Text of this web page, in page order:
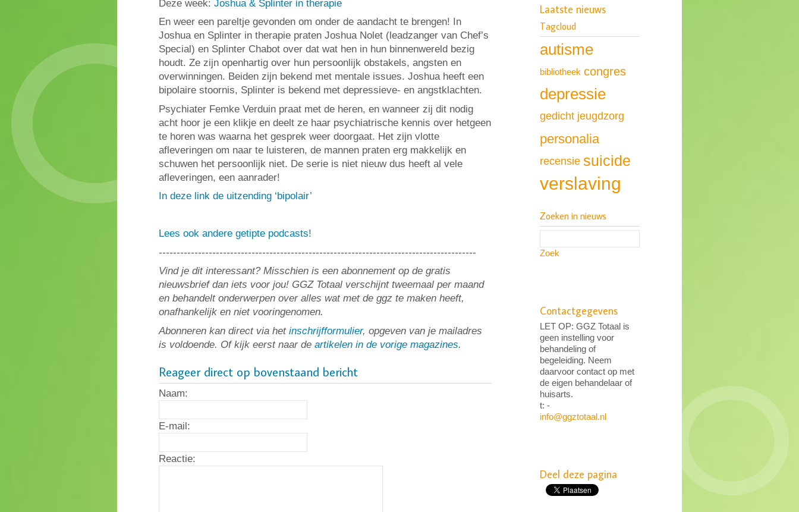
Deze week: Joshua & Splinter in therapie
En weer een pareltje gevonden om onder de aandacht te brengen! In
Joshua en Splinter in therapie praten Joshua Nolet (leadzanger van Chef’s
Special) en Splinter Chabot over dat wat hen in hun binnenwereld bezig
houdt. Ze zijn openhartig over hun persoonlijk obstakels, angsten en
overwinningen. Beiden zijn bekend met mentale issues. Joshua heeft een
bipolaire stoornis, Splinter is bekend met depressieve- en angstklachten.
Psychiater Femke Verduin praat met de heren, en wanneer zij dit nodig
acht hoor je een klikje en deelt ze haar psychiatrische kennis over hetgeen
te horen was waarna het gesprek weer doorgaat. Het zijn vlotte
afleveringen om naar te luisteren, de mannen praten erg makkelijk en
schuwen het persoonlijk niet. De serie is niet nieuw dus heeft al vele
afleveringen, een aanrader!
In deze link de uitzending ‘bipolair’
Lees ook andere getipte podcasts!
-----------------------------------------------------------------------------------------
Vind je dit interessant? Misschien is een abonnement op de gratis
nieuwsbrief dan iets voor jou! GGZ Totaal verschijnt tweemaal per maand
en behandelt onderwerpen over alles wat met de ggz te maken heeft,
onafhankelijk en niet vooringenomen.
Abonneren kan direct via het inschrijfformulier, opgeven van je mailadres
is voldoende. Of kijk eerst naar de artikelen in de vorige magazines.
Reageer direct op bovenstaand bericht
Naam:
E-mail:
Reactie:
Laatste nieuws
Tagcloud
autisme
bibliotheek congres
depressie
gedicht jeugdzorg
personalia
recensie suicide
verslaving
Zoeken in nieuws
Zoek
Contactgegevens
LET OP: GGZ Totaal is
geen instelling voor
behandeling of
begeleiding. Neem
daarvoor contact op met
de eigen behandelaar of
huisarts.
t: -
info@ggztotaal.nl
Deel deze pagina